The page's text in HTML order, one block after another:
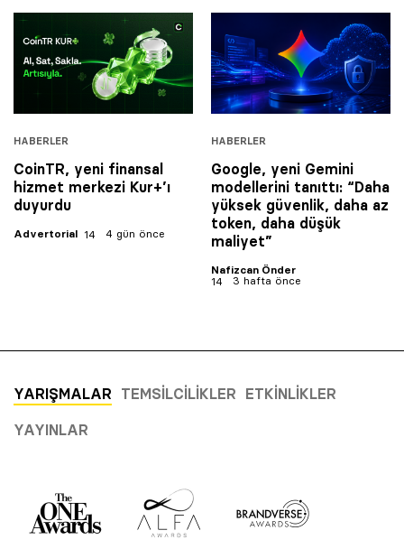
HABERLER
CoinTR, yeni finansal
hizmet merkezi Kur+’ı
duyurdu
Advertorial 4 gün önce
HABERLER
Google, yeni Gemini
modellerini tanıttı: “Daha
yüksek güvenlik, daha az
token, daha düşük
maliyet”
Nafizcan Önder
3 hafta önce
YARIŞMALAR TEMSILCILIKLER ETKINLIKLER
YAYINLAR